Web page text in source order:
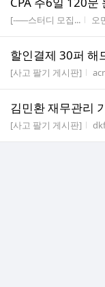
게시판명
[-──스터디 모집... 작
오
할인결제 30퍼 해
게시판명
[사고 팔기 게시판] 작
김민환 재무관리
게시판명
[사고 팔기 게시판] 작